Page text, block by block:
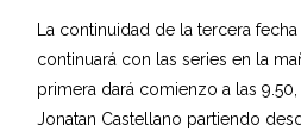
La continuidad de la tercera
continuará con las series en la
primera dará comienzo a las
Jonatan Castellano partiendo